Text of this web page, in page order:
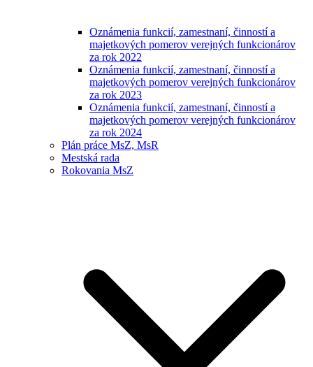
Oznámenia funkcií, zamestnaní, činností a
majetkových pomerov verejných funkcionárov
za rok 2022
Oznámenia funkcií, zamestnaní, činností a
majetkových pomerov verejných funkcionárov
za rok 2023
Oznámenia funkcií, zamestnaní, činností a
majetkových pomerov verejných funkcionárov
za rok 2024
Plán práce MsZ, MsR
Mestská rada
Rokovania MsZ